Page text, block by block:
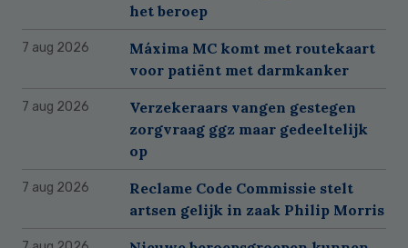
het beroep
7 aug 2026
Máxima MC komt met routekaart
voor patiënt met darmkanker
7 aug 2026
Verzekeraars vangen gestegen
zorgvraag ggz maar gedeeltelijk
op
7 aug 2026
Reclame Code Commissie stelt
artsen gelijk in zaak Philip Morris